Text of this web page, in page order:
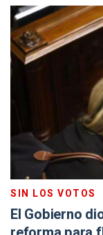
SIN LOS VOTOS
El Gobierno